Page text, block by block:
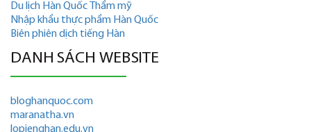
Du lịch Hàn Quốc Thẩm mỹ
Nhập khẩu thực phẩm Hàn Quốc
Biên phiên dịch tiếng Hàn
DANH SÁCH WEBSITE
bloghanquoc.com
maranatha.vn
lopienghan.edu.vn